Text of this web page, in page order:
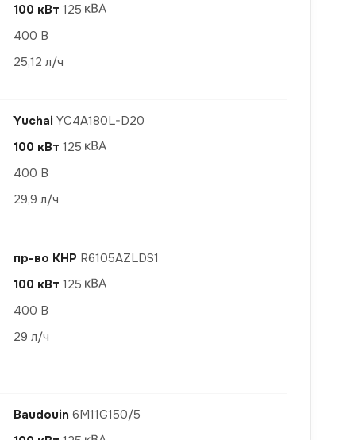
100 кВт 125
400 В
25,12 л/ч
Yuchai YC4A180L-D20
100 кВт 125
400 В
29,9 л/ч
пр-во КНР R6105AZLDS1
100 кВт 125
400 В
29 л/ч
Baudouin 6M11G150/5